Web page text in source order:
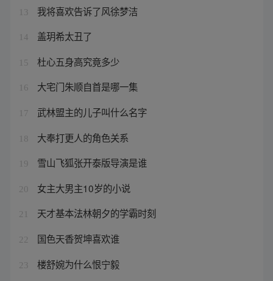
13 我将喜欢告诉了风徐梦洁
14 盖玥希太丑了
15 杜心五身高究竟多少
16 大宅门朱顺自首是哪一集
17 武林盟主的儿子叫什么名字
18 大奉打更人的角色关系
19 雪山飞狐张开泰版导演是谁
20 女主大男主10岁的小说
21 天才基本法林朝夕的学霸时刻
22 国色天香贺坤喜欢谁
23 楼舒婉为什么恨宁毅